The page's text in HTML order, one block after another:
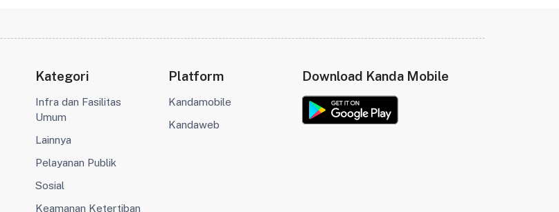
Kategori
Infra dan Fasilitas
Umum
Lainnya
Pelayanan Publik
Sosial
Keamanan Ketertiban
Platform
Kandamobile
Kandaweb
Download Kanda Mobile